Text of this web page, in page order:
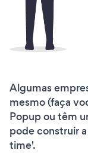
Algumas
mesmo (faça
Popup ou têm
pode construir
time'.